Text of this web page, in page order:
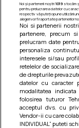
Barcute din
Un deliciu usor
Noi și partenerii noștri 1019stocăm
pentru prelucrarea datelor cu
respectiv vă puteți opune utilizării
alegeri vor fi raportate partenerilor
Noi si partenerii
partenere, precum
prelucram date
personaliza
interesele si/sau
retelelor de
de drepturile
datelor cu caracter
modalitatea
folosirea tuturor
acceptul dvs. cu
Vendor-ii cu care
INDIVIDUAL” puteti